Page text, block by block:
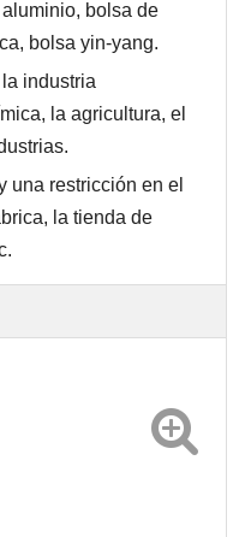
bolsa de
bolsa yin-yang.
industria
la agricultura, el
una restricción en el
la tienda de